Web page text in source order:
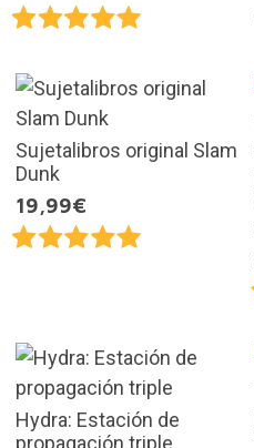
Sujetalibros original Slam
Dunk
19,99€
Hydra: Estación de